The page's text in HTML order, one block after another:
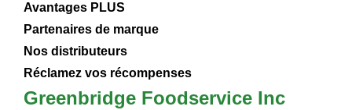
Avantages PLUS
Partenaires de marque
Nos distributeurs
Réclamez vos récompenses
Greenbridge Foodservice Inc